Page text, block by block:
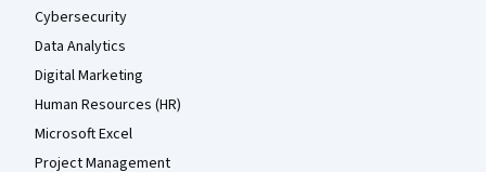
Cybersecurity
Data Analytics
Digital Marketing
Human Resources (HR)
Microsoft Excel
Project Management